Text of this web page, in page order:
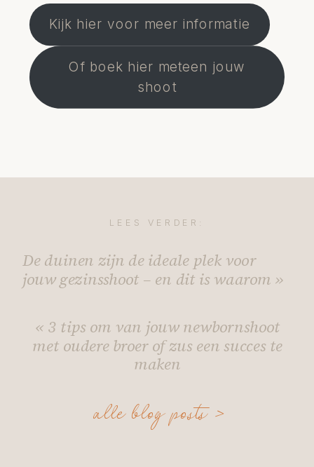
Kijk hier voor meer informatie
Of boek hier meteen jouw
shoot
alle blog posts >
« 3 tips om van jouw newbornshoot
met oudere broer of zus een succes te
maken
De duinen zijn de ideale plek voor
jouw gezinsshoot – en dit is waarom »
LEES VERDER: